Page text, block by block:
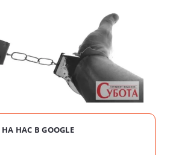
НАС В GOOGLE